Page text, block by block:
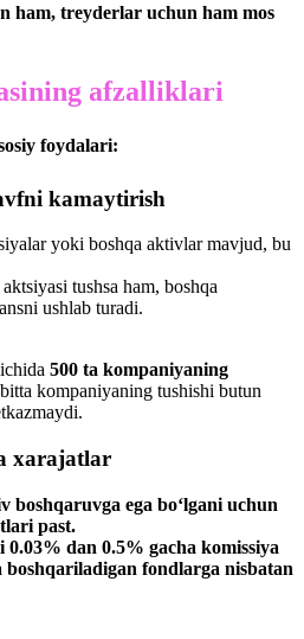
ham, treyderlar uchun ham mos
afzalliklari
foydalari:
kamaytirish
yoki boshqa aktivlar mavjud, bu
tushsa ham, boshqa
ushlab turadi.
ichida 500 ta kompaniyaning
kompaniyaning tushishi butun
xarajatlar
boshqaruvga ega bo‘lgani uchun
past.
dan 0.5% gacha komissiya
fondlarga nisbatan